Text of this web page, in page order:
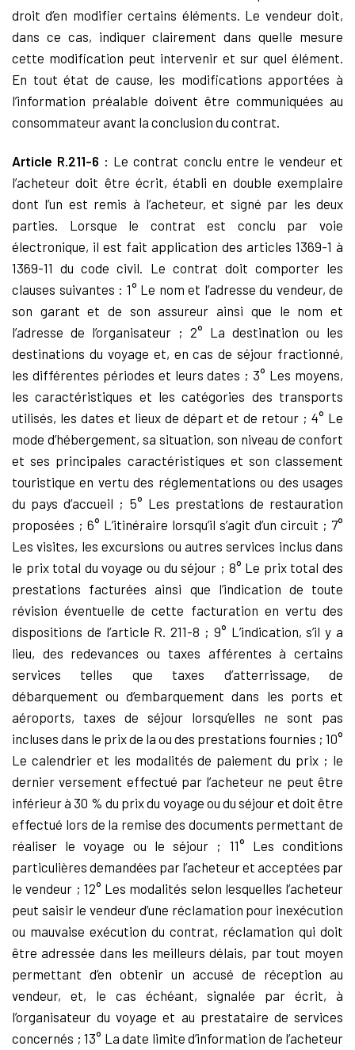
droit d’en modifier certains éléments. Le vendeur doit,
dans ce cas, indiquer clairement dans quelle mesure
cette modification peut intervenir et sur quel élément.
En tout état de cause, les modifications apportées à
l’information préalable doivent être communiquées au
consommateur avant la conclusion du contrat.
Article R.211-6 : Le contrat conclu entre le vendeur et
l’acheteur doit être écrit, établi en double exemplaire
dont l’un est remis à l’acheteur, et signé par les deux
parties. Lorsque le contrat est conclu par voie
électronique, il est fait application des articles 1369-1 à
1369-11 du code civil. Le contrat doit comporter les
clauses suivantes : 1° Le nom et l’adresse du vendeur, de
son garant et de son assureur ainsi que le nom et
l’adresse de l’organisateur ; 2° La destination ou les
destinations du voyage et, en cas de séjour fractionné,
les différentes périodes et leurs dates ; 3° Les moyens,
les caractéristiques et les catégories des transports
utilisés, les dates et lieux de départ et de retour ; 4° Le
mode d’hébergement, sa situation, son niveau de confort
et ses principales caractéristiques et son classement
touristique en vertu des réglementations ou des usages
du pays d’accueil ; 5° Les prestations de restauration
proposées ; 6° L’itinéraire lorsqu’il s’agit d’un circuit ; 7°
Les visites, les excursions ou autres services inclus dans
le prix total du voyage ou du séjour ; 8° Le prix total des
prestations facturées ainsi que l’indication de toute
révision éventuelle de cette facturation en vertu des
dispositions de l’article R. 211-8 ; 9° L’indication, s’il y a
lieu, des redevances ou taxes afférentes à certains
services telles que taxes d’atterrissage, de
débarquement ou d’embarquement dans les ports et
aéroports, taxes de séjour lorsqu’elles ne sont pas
incluses dans le prix de la ou des prestations fournies ; 10°
Le calendrier et les modalités de paiement du prix ; le
dernier versement effectué par l’acheteur ne peut être
inférieur à 30 % du prix du voyage ou du séjour et doit être
effectué lors de la remise des documents permettant de
réaliser le voyage ou le séjour ; 11° Les conditions
particulières demandées par l’acheteur et acceptées par
le vendeur ; 12° Les modalités selon lesquelles l’acheteur
peut saisir le vendeur d’une réclamation pour inexécution
ou mauvaise exécution du contrat, réclamation qui doit
être adressée dans les meilleurs délais, par tout moyen
permettant d’en obtenir un accusé de réception au
vendeur, et, le cas échéant, signalée par écrit, à
l’organisateur du voyage et au prestataire de services
concernés ; 13° La date limite d’information de l’acheteur